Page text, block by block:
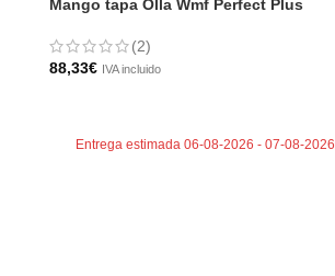
Mango tapa Olla Wmf Perfect Plus
(2)
88,33€ IVA incluido
Entrega estimada 06-08-2026 - 07-08-2026